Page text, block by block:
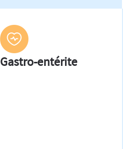
Gastro-entérite